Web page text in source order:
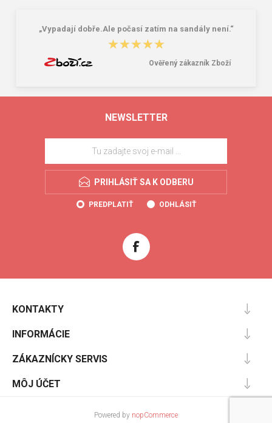
„Vypadají dobře.Ale počasí zatím na sandály není.“
★★★★★
★★★★★
Ověřený zákazník Zboží
NEWSLETTER
PRIHLÁSIŤ SA K ODBERU
PREDPLATIŤ ODHLÁSIŤ
KONTAKTY
INFORMÁCIE
ZÁKAZNÍCKY SERVIS
MÔJ ÚČET
Powered by nopCommerce